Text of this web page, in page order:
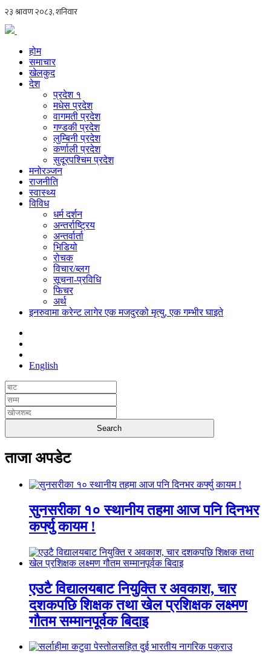
होम
समाचार
खेलकुद
देश
प्रदेश १
मधेस प्रदेश
वागमती प्रदेश
गण्डकी प्रदेश
लुम्बिनी प्रदेश
कर्णाली प्रदेश
सुदूरपश्चिम प्रदेश
मनोरञ्जन
राजनीति
स्वास्थ्य
विविध
धर्म दर्शन
अन्तर्राष्ट्रिय
अन्तर्वार्ता
भिडियो
रोचक
विचार/ब्लग
सूचना-प्रविधि
फिचर
अर्थ
इनरुवामा करेन्ट लागेर एक मजदुरको मृत्यु, एक गम्भीर घाइते
English
ताजा अपडेट
सुनसरीका १० स्थानीय तहमा आज पनि दिनभर
कर्फ्यु कायम !
एउटै विद्यालयबाट नियुक्ति र अवकाश, चार
दशकपछि शिक्षक तथा खेल प्रशिक्षक लक्ष्मण
गौतम सम्मानपूर्वक बिदाइ